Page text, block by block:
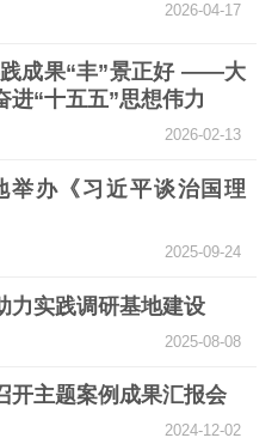
通知
成果集萃
宣传
新闻发布
惠民
文化传承
文化产业
2026-04-17
践成果“丰”景正好 ——大
进“十五五”思想伟力
2026-02-13
举办《习近平谈治国理
2025-09-24
力实践调研基地建设
2025-08-08
开主题案例成果汇报会
2024-12-02